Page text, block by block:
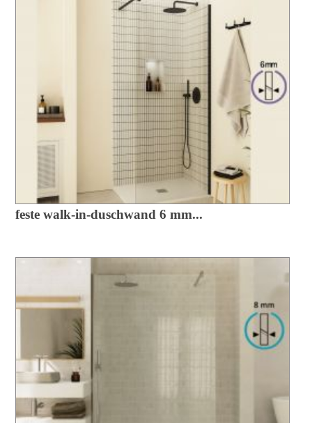
feste walk-in-duschwand 6 mm...